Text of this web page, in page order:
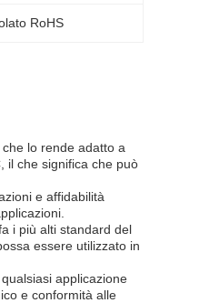
RoHS
lo rende adatto a
il che significa che può
e affidabilità
i più alti standard del
essere utilizzato in
applicazione
e conformità alle